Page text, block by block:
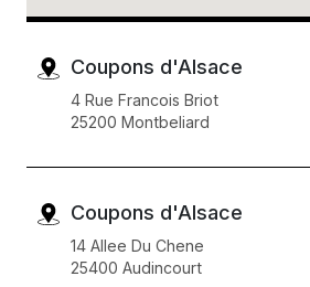
Coupons d'Alsace
4 Rue Francois Briot
25200 Montbeliard
Coupons d'Alsace
14 Allee Du Chene
25400 Audincourt